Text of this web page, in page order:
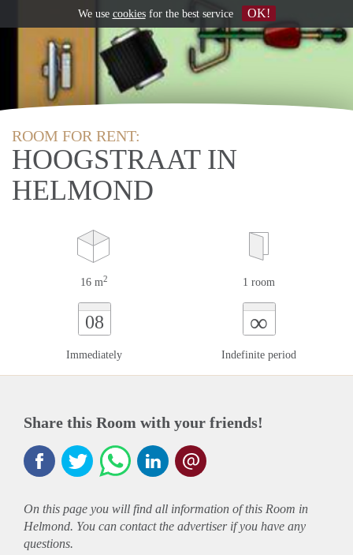
ROOM FOR RENT:
HOOGSTRAAT IN
HELMOND
16 m2 1 room
08
Immediately
∞
Indefinite period
Share this Room with your friends!
On this page you will find all information of this Room in
Helmond. You can contact the advertiser if you have any
questions.
We use cookiesfor the best service OK!